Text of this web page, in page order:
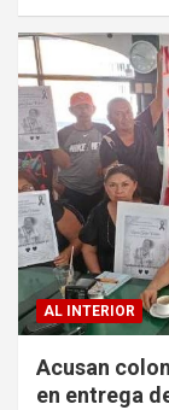
AL INTERIOR
Acusan
en entrega